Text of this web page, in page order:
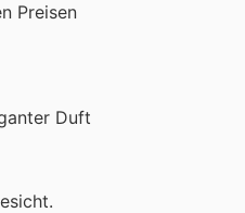
Preisen
Duft